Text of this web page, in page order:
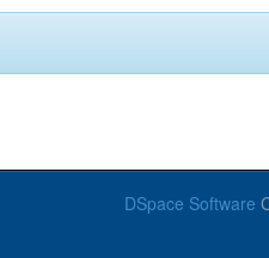
DSpace Software